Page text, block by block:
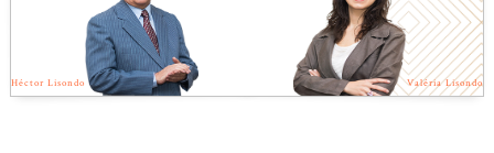
Héctor Lisondo Valéria Lisondo